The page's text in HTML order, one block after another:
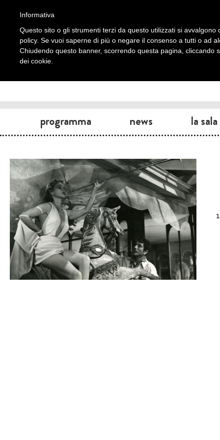
programma news la sala
Informativa
Questo sito o gli strumenti terzi da questo utilizzati si
policy. Se vuoi saperne di più o negare il consenso a tutti o ad
Chiudendo questo banner, scorrendo questa pagina, cliccando
dei cookie.